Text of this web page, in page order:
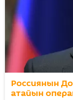
Россиянын
атайын